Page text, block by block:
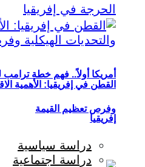
أمريكا أولاً.. فهم خطة
إفريقيا
القطن في إفريقيا: الأهمية
وفرص تعظيم القيمة
دراسة سياسية
دراسة اجتماعية